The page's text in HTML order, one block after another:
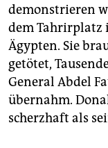
demonstrieren
dem Tahrirplatz
Ägypten. Sie
getötet,
General Abdel
übernahm.
scherzhaft als